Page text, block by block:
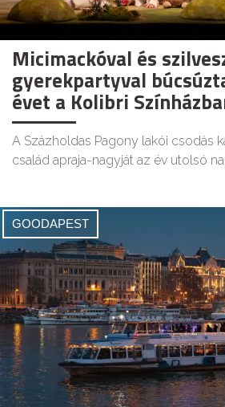
Micimackóval és
gyerekpartyval
évet a Kolibri
A Százholdas Pagony lakói csodás
család apraja-nagyját az év utolsó
GOODAPEST